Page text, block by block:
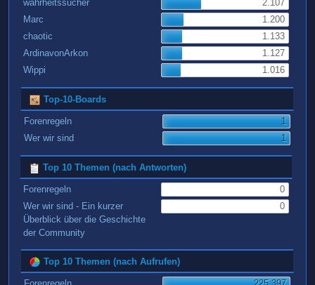
wahrheitssucher
2.107
Marc
1.200
chaotic
1.133
ArdinavonArkon
1.127
Wippi
1.016
Top-10-Boards
Forenregeln
1
Wer wir sind
1
Top 10 Themen (nach Antworten)
Forenregeln
0
Wer wir sind - Ein kurzer
Überblick über die Geschichte
der Community
0
Top 10 Themen (nach Aufrufen)